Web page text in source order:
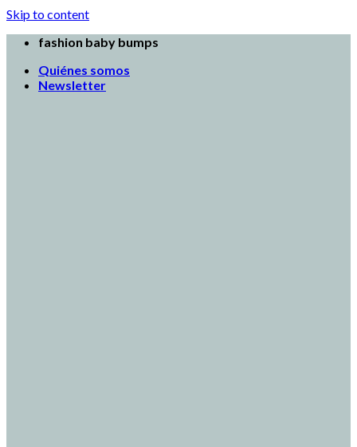
Skip to content
fashion baby bumps
Quiénes somos
Newsletter